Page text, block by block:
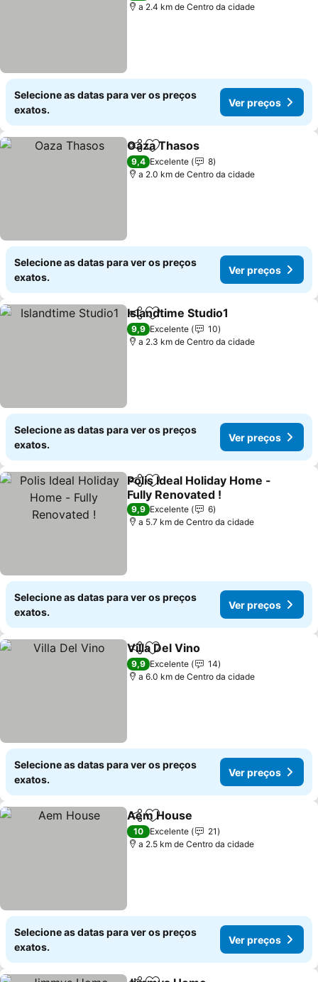
a 2.4 km de Centro da cidade
Selecione as datas para ver os preços
exatos.
Ver preços
PartilharAdicionar aos favoritos
Oaza Thasos
9,4 Excelente
8
a 2.0 km de Centro da cidade
Selecione as datas para ver os preços
exatos.
Ver preços
PartilharAdicionar aos favoritos
Islandtime Studio1
9,9 Excelente
10
a 2.3 km de Centro da cidade
Selecione as datas para ver os preços
exatos.
Ver preços
PartilharAdicionar aos favoritos
Polis Ideal Holiday Home -
Fully Renovated !
9,9 Excelente
6
a 5.7 km de Centro da cidade
Selecione as datas para ver os preços
exatos.
Ver preços
PartilharAdicionar aos favoritos
Villa Del Vino
9,9 Excelente
14
a 6.0 km de Centro da cidade
Selecione as datas para ver os preços
exatos.
Ver preços
PartilharAdicionar aos favoritos
Aem House
10 Excelente
21
a 2.5 km de Centro da cidade
Selecione as datas para ver os preços
exatos.
Ver preços